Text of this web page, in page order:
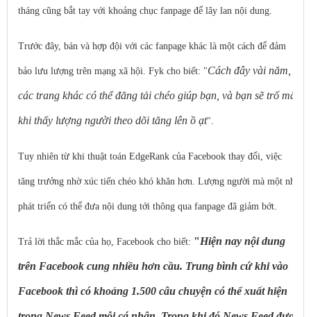
tháng cũng bắt tay với khoảng chục fanpage để lây lan nội dung.
Trước đây, bán và hợp đội với các fanpage khác là một cách để đảm
bảo lưu lượng trên mạng xã hội. Fyk cho biết: "Cách đây vài năm,
các trang khác có thể đăng tải chéo giúp bạn, và bạn sẽ trố mắt
khi thấy lượng người theo dõi tăng lên ồ ạt".
Tuy nhiên từ khi thuật toán EdgeRank của Facebook thay đổi, việc
tăng trưởng nhờ xúc tiến chéo khó khăn hơn. Lượng người mà một nhà
phát triển có thể đưa nội dung tới thông qua fanpage đã giảm bớt.
Trả lời thắc mắc của họ, Facebook cho biết: "Hiện nay nội dung
trên Facebook cung nhiều hơn cầu. Trung bình cứ khi vào
Facebook thì có khoảng 1.500 câu chuyện có thể xuất hiện